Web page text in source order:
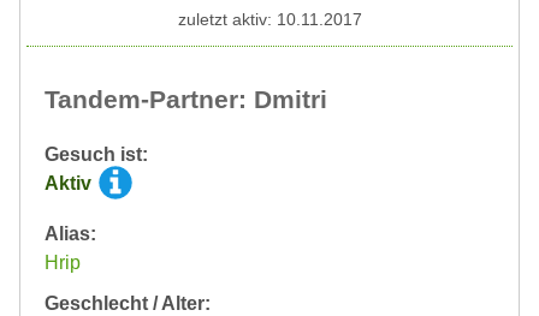
Tandem-Partner: Dmitri
Gesuch ist:
Aktiv
Alias:
Hrip
Geschlecht / Alter:
zuletzt aktiv: 10.11.2017